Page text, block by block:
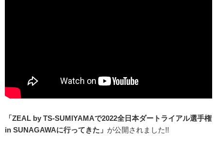
「ZEAL by TS-SUMIYAMAで2022全日本ダートライアル選手権
in SUNAGAWAに行ってきた」 が公開されました!!